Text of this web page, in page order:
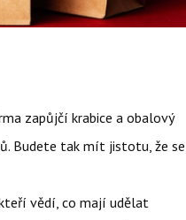
zapůjčí krabice a obalový
Budete tak mít jistotu, že se
vědí, co mají udělat